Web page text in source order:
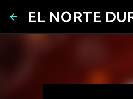
EL NORTE